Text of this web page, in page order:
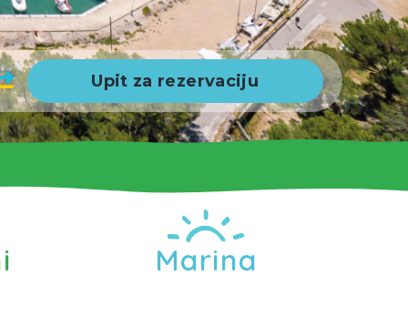
Upit za rezervaciju
Marina